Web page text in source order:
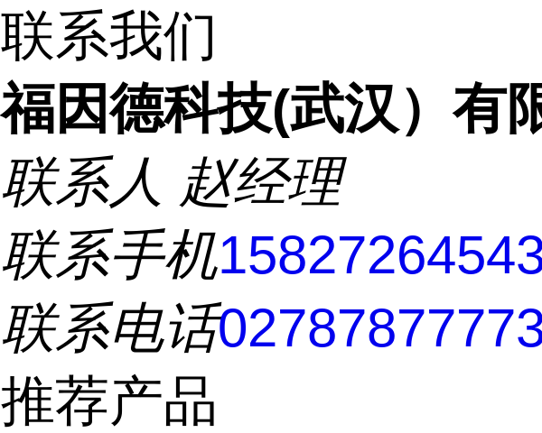
联系我们
福因德科技(武汉）有
联系人 赵经理
联系手机
联系电话
推荐产品